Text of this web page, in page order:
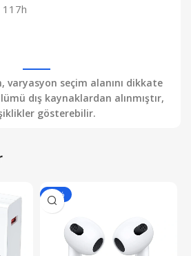
117h
varyasyon seçim alanını dikkate
dış kaynaklardan alınmıştır,
gösterebilir.
-46%